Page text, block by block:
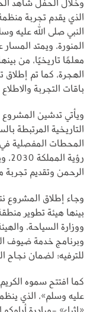
وخلال الحفل شاهد
الذي يقدم تجربة
النبي صلى الله عليه
معلمًا تاريخيًا، من
الهجرة، كما تم إطلاق
باقات التجربة
ويأتي تدشين المشروع
التاريخية المرتبطة
المحطات المفصلية
الرحمن وتقديم تجربة
وجاء إطلاق المشروع
بينها هيئة تطوير
ووزارة السياحة،
وبرنامج خدمة ضيوف
للترفيه؛ لضمان نجاح
كما افتتح سموه
عليه وسلم»، الذي